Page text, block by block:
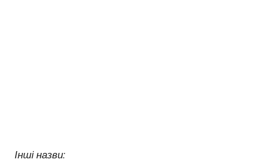
Інші назви: